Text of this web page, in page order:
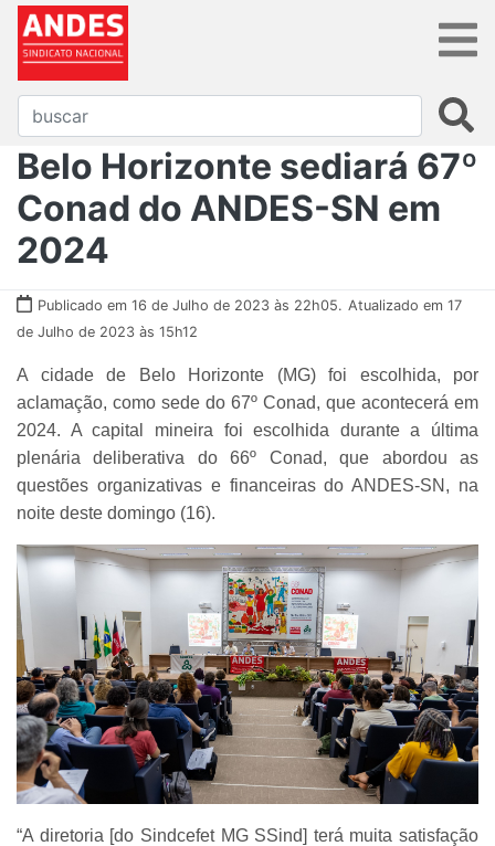
Belo Horizonte sediará 67º
Conad do ANDES-SN em
2024
Publicado em 16 de Julho de 2023 às 22h05. Atualizado em 17
de Julho de 2023 às 15h12
A cidade de Belo Horizonte (MG) foi escolhida, por
aclamação, como sede do 67º Conad, que acontecerá em
2024. A capital mineira foi escolhida durante a última
plenária deliberativa do 66º Conad, que abordou as
questões organizativas e financeiras do ANDES-SN, na
noite deste domingo (16).
“A diretoria [do Sindcefet MG SSind] terá muita satisfação